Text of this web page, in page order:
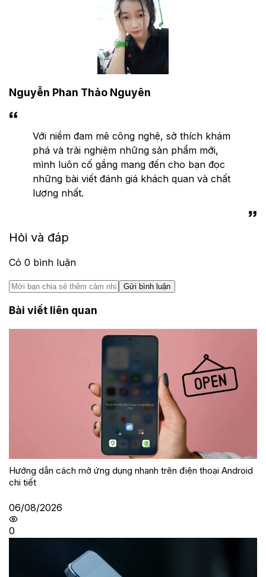
Nguyễn Phan Thảo Nguyên
Với niềm đam mê công nghệ, sở thích khám
phá và trải nghiệm những sản phẩm mới,
mình luôn cố gắng mang đến cho bạn đọc
những bài viết đánh giá khách quan và chất
lượng nhất.
Hỏi và đáp
Có 0 bình luận
Gửi bình luận
Bài viết liên quan
Hướng dẫn cách mở ứng dụng nhanh trên điện thoại Android
chi tiết
06/08/2026
0